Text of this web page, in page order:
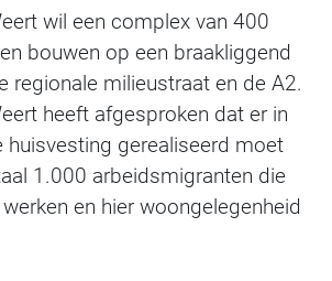
wil een complex van 400
bouwen op een braakliggend
regionale milieustraat en de A2.
heeft afgesproken dat er in
huisvesting gerealiseerd moet
1.000 arbeidsmigranten die
en hier woongelegenheid